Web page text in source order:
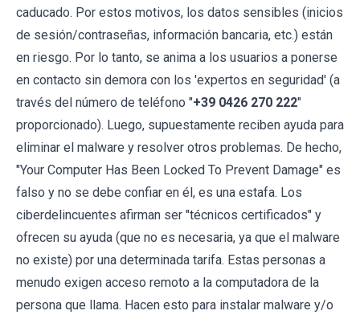
caducado. Por estos motivos, los datos sensibles (inicios
de sesión/contraseñas, información bancaria, etc.) están
en riesgo. Por lo tanto, se anima a los usuarios a ponerse
en contacto sin demora con los 'expertos en seguridad' (a
través del número de teléfono "+39 0426 270 222"
proporcionado). Luego, supuestamente reciben ayuda para
eliminar el malware y resolver otros problemas. De hecho,
"Your Computer Has Been Locked To Prevent Damage" es
falso y no se debe confiar en él, es una estafa. Los
ciberdelincuentes afirman ser "técnicos certificados" y
ofrecen su ayuda (que no es necesaria, ya que el malware
no existe) por una determinada tarifa. Estas personas a
menudo exigen acceso remoto a la computadora de la
persona que llama. Hacen esto para instalar malware y/o